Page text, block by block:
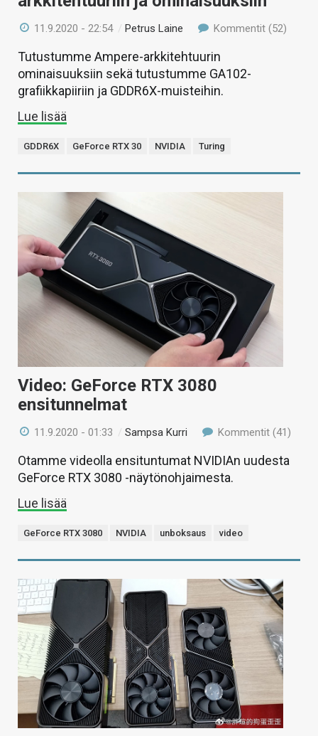
11.9.2020 - 22:54 /Petrus Laine Kommentit (52)
Tutustumme Ampere-arkkitehtuurin
ominaisuuksiin sekä tutustumme GA102-
grafiikkapiiriin ja GDDR6X-muisteihin.
Lue lisää
GDDR6X GeForce RTX 30 NVIDIA Turing
Video: GeForce RTX 3080
ensitunnelmat
11.9.2020 - 01:33 /Sampsa Kurri Kommentit (41)
Otamme videolla ensituntumat NVIDIAn uudesta
GeForce RTX 3080 -näytönohjaimesta.
Lue lisää
GeForce RTX 3080 NVIDIA unboksaus video